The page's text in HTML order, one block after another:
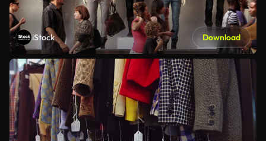
iStock Download